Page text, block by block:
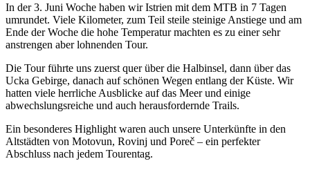
In der 3. Juni Woche haben wir Istrien mit dem MTB in 7 Tagen
umrundet. Viele Kilometer, zum Teil steile steinige Anstiege und am
Ende der Woche die hohe Temperatur machten es zu einer sehr
anstrengen aber lohnenden Tour.
Die Tour führte uns zuerst quer über die Halbinsel, dann über das
Ucka Gebirge, danach auf schönen Wegen entlang der Küste. Wir
hatten viele herrliche Ausblicke auf das Meer und einige
abwechslungsreiche und auch herausfordernde Trails.
Ein besonderes Highlight waren auch unsere Unterkünfte in den
Altstädten von Motovun, Rovinj und Poreč – ein perfekter
Abschluss nach jedem Tourentag.